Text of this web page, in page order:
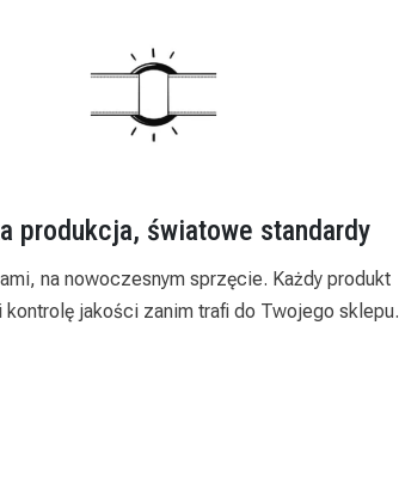
produkcja, światowe standardy
na nowoczesnym sprzęcie. Każdy produkt
jakości zanim trafi do Twojego sklepu.